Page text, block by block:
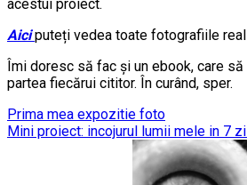
acestui proiect.
Aiciputeți vedea toate fotografiile
Îmi doresc să fac și un ebook, care
partea fiecărui cititor. În curând, sper.
Post
navigation
Prima mea expozitie foto
Mini proiect: incojurul lumii mele in 7